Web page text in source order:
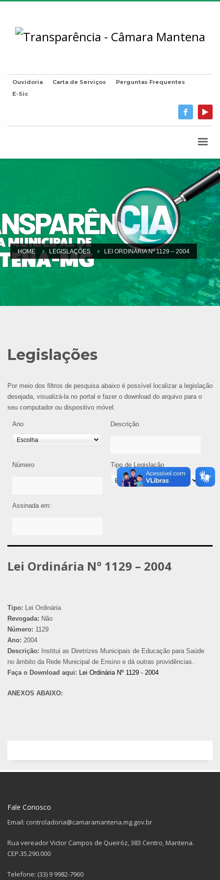
Ouvidoria Carta de Serviços
Perguntas Frequentes
E-Sic
HOME LEGISLAÇÕES LEI ORDINÁRIA Nº 1129 – 2004
Legislações
Por meio dos filtros de pesquisa abaixo é possível localizar a legislação
desejada, visualizá-la no portal e fazer o download do arquivo para o
seu computador ou dispositivo móvel.
Ano Descrição
Número Tipo de Legislação
Assinada em:
Lei Ordinária Nº 1129 – 2004
Tipo: Lei Ordinária
Revogada: Não
Número: 1129
Ano: 2004
Descrição: Institui as Diretrizes Municipais de Educação para Saúde
no âmbito da Rede Municipal de Ensino e dá outras providências.
Faça o Download aqui: Lei Ordinária Nº 1129 - 2004
ANEXOS ABAIXO:
Fale Conosco
Email: controladoria@camaramantena.mg.gov.br
Rua vereador Victor Campos de Queiróz, 383 Centro, Mantena.
CEP.35.290.000
Telefone: (33) 9 9982-7960